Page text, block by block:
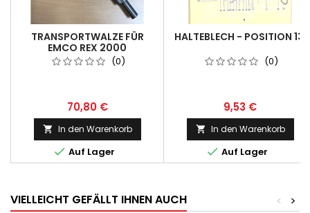
TRANSPORTWALZE FÜR
EMCO REX 2000
(0)
70,80 €
 In den Warenkorb
 Auf Lager
HALTEBLECH - POSITION 13.
(0)
9,53 €
 In den Warenkorb
 Auf Lager
VIELLEICHT GEFÄLLT IHNEN AUCH >
<